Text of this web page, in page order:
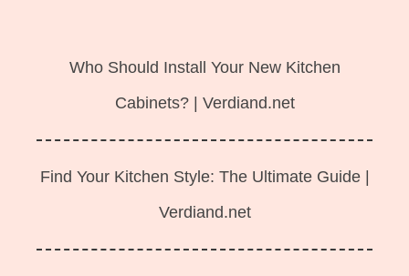
Who Should Install Your New Kitchen
Cabinets? | Verdiand.net
Find Your Kitchen Style: The Ultimate Guide |
Verdiand.net